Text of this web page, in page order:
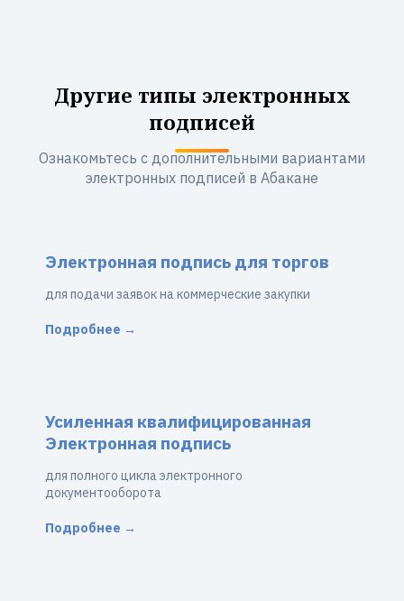
Другие типы электронных
подписей
Ознакомьтесь с дополнительными вариантами
электронных подписей в Абакане
Электронная подпись для торгов
для подачи заявок на коммерческие закупки
Подробнее →
Усиленная квалифицированная
Электронная подпись
для полного цикла электронного
документооборота
Подробнее →